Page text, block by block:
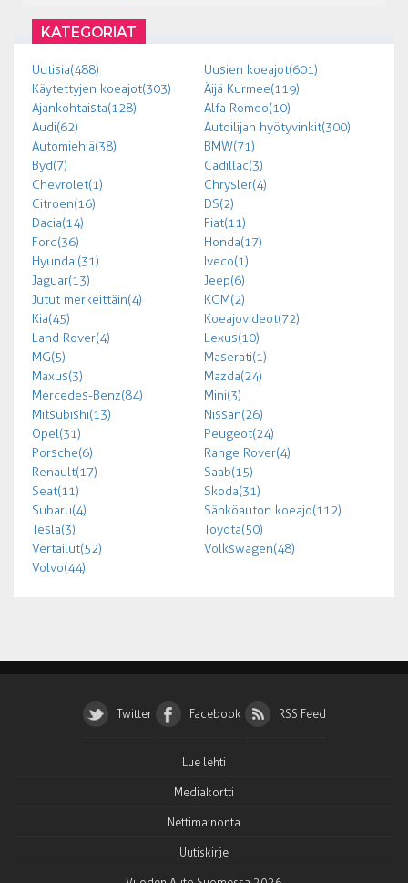
KATEGORIAT
Uutisia (488)
Uusien koeajot (601)
Käytettyjen koeajot (303)
Äijä Kurmee (119)
Ajankohtaista (128)
Alfa Romeo (10)
Audi (62)
Autoilijan hyötyvinkit (300)
Automiehiä (38)
BMW (71)
Byd (7)
Cadillac (3)
Chevrolet (1)
Chrysler (4)
Citroen (16)
DS (2)
Dacia (14)
Fiat (11)
Ford (36)
Honda (17)
Hyundai (31)
Iveco (1)
Jaguar (13)
Jeep (6)
Jutut merkeittäin (4)
KGM (2)
Kia (45)
Koeajovideot (72)
Land Rover (4)
Lexus (10)
MG (5)
Maserati (1)
Maxus (3)
Mazda (24)
Mercedes-Benz (84)
Mini (3)
Mitsubishi (13)
Nissan (26)
Opel (31)
Peugeot (24)
Porsche (6)
Range Rover (4)
Renault (17)
Saab (15)
Seat (11)
Skoda (31)
Subaru (4)
Sähköauton koeajo (112)
Tesla (3)
Toyota (50)
Vertailut (52)
Volkswagen (48)
Volvo (44)
Twitter Facebook RSS Feed
Lue lehti
Mediakortti
Nettimainonta
Uutiskirje